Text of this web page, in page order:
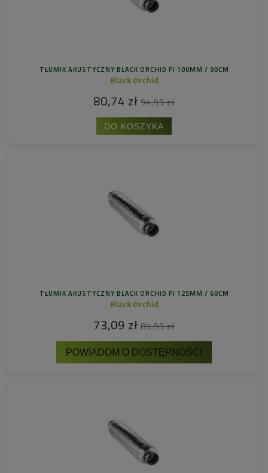
TŁUMIK AKUSTYCZNY BLACK ORCHID FI 100MM / 90CM
Black Orchid
80,74 zł 94,99 zł
DO KOSZYKA
TŁUMIK AKUSTYCZNY BLACK ORCHID FI 125MM / 60CM
Black Orchid
73,09 zł 85,99 zł
POWIADOM O DOSTĘPNOŚCI